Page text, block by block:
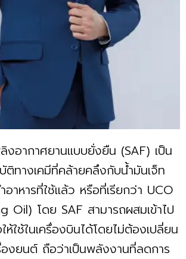
งอากาศยานแบบยั่งยืน (SAF) เป็น
ทางเคมีที่คล้ายคลึงกับน้ำมันเจ็ท
าหารที่ใช้แล้ว หรือที่เรียกว่า UCO
Oil) โดย SAF สามารถผสมเข้าไป
ห้ใช้ในเครื่องบินได้โดยไม่ต้องเปลี่ยน
องยนต์ ถือว่าเป็นพลังงานที่ลดการ